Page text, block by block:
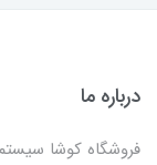
درباره ما